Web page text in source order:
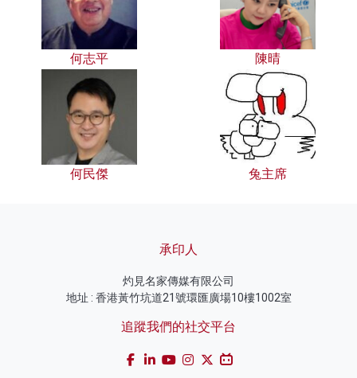
何志平 陳晴
何民傑 兔主席
承印人
灼見名家傳媒有限公司
地址 : 香港黃竹坑道21號環匯廣場10樓1002室
追蹤我們的社交平台